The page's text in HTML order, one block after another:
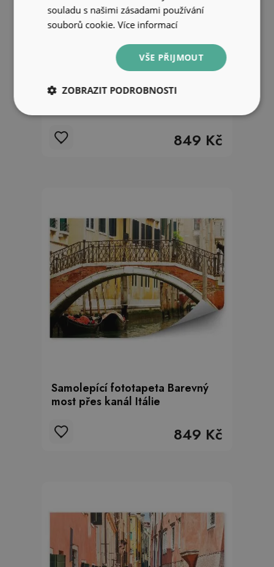
Fototapeta na zeď Budovy město
849 Kč
Samolepící fototapeta Barevný
most přes kanál Itálie
849 Kč
souladu s našimi zásadami používání
souborů cookie.Více informací
VŠE PŘIJMOUT
ZOBRAZIT PODROBNOSTI